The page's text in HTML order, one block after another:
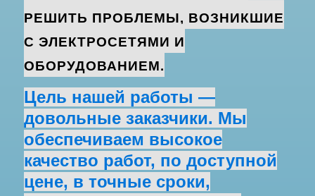
РЕШИТЬ ПРОБЛЕМЫ, ВОЗНИКШИЕ
С ЭЛЕКТРОСЕТЯМИ И
ОБОРУДОВАНИЕМ.
Цель нашей работы —
довольные заказчики. Мы
обеспечиваем высокое
качество работ, по доступной
цене, в точные сроки,